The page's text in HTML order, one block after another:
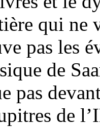
qui ne
pas les
de
pas
de